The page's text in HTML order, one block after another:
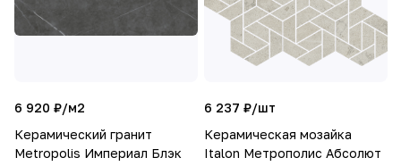
6 920 ₽/м2
Керамический гранит
Metropolis Империал Блэк
6 237 ₽/шт
Керамическая мозайка
Italon Метрополис Абсолют